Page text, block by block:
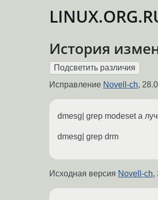
История
Исправление Novell-ch,
dmesg| grep modeset а
dmesg| grep drm
Исходная версия Novell-ch,